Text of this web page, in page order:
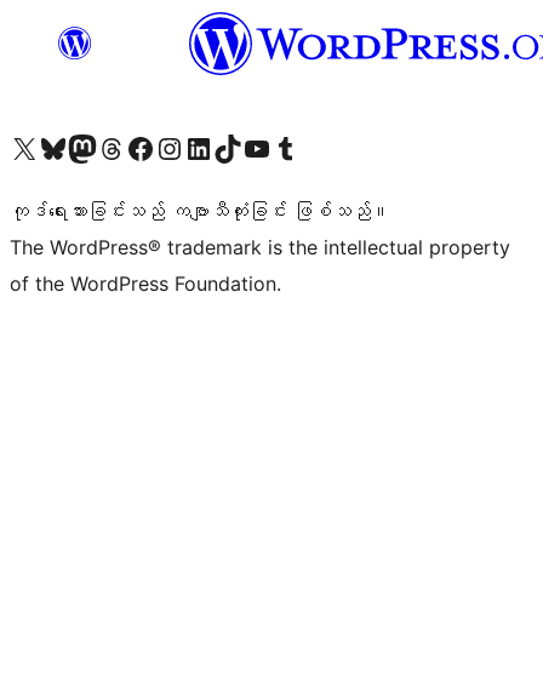
ကျွန်ုပ်တို့၏ X (ယခင် Twitter) အကောင့်သို့ သွားရောက်ကြည့်ရှုပါကျွန်ုပ်တို့၏ Bluesky အကောင့်သို့ ဝင်ရောက်ကြည့်ရှုရန်
ကျွန်ုပ်တို့၏ Mastodon အကောင့်သို့ သွားရောက်ကြည့်ရှုပါကျွန်ုပ်တို့၏ Threads အကောင့်သို့ ဝင်ရောက်ကြည့်ရှုရန်
ကျွန်ုပ်တို့၏ Facebook စာမျက်နှာသို့ သွားရောက်ကြည့်ရှုပါကျွန်ုပ်တို့၏ Instagram အကောင့်သို့ သွားရောက်ကြည့်ရှုပါ ကျွန်ုပ်တို့၏ LinkedIn အကောင့်သို့ သွားရောက်ကြည့်ရှုပါကျွန်ုပ်တို့၏ TikTok အကောင့်သို့ ဝင်ရောက်ကြည့်ရှုရန်
ကျွန်ုပ်တို့၏ YouTube ချန်နယ်သို့ သွားရောက်ကြည့်ရှုပါ ကျွန်ုပ်တို့၏ Tumblr အကောင့်သို့ ဝင်ရောက်ကြည့်ရှုရန်
ကုဒ်ရေးသားခြင်းသည် ကဗျာသီကုံးခြင်း ဖြစ်သည်။
The WordPress® trademark is the intellectual property
of the WordPress Foundation.